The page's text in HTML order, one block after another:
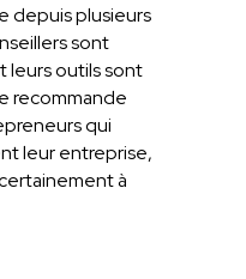
depuis plusieurs
sont
leurs outils sont
recommande
qui
leur entreprise,
à